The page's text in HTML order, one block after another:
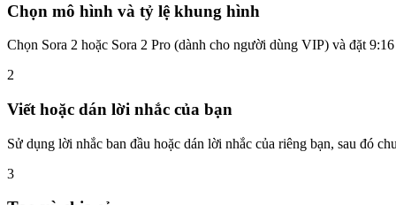
Chọn mô hình và tỷ lệ khung hình
Chọn Sora 2 hoặc Sora 2 Pro (dành cho người dùng VIP) và đặt
2
Viết hoặc dán lời nhắc của bạn
Sử dụng lời nhắc ban đầu hoặc dán lời nhắc của riêng bạn, sau đó
3